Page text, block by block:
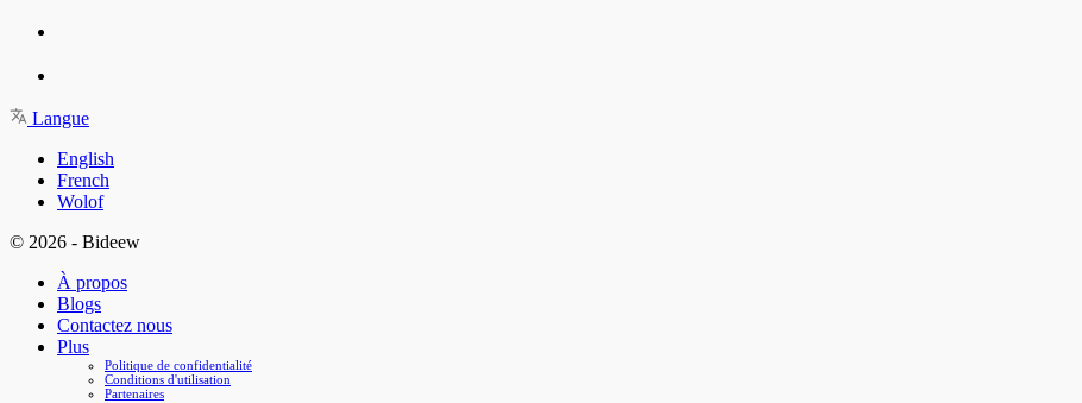
Langue
English
French
Wolof
© 2026 - Bideew
À propos
Blogs
Contactez nous
Plus
Politique de confidentialité
Conditions d'utilisation
Partenaires